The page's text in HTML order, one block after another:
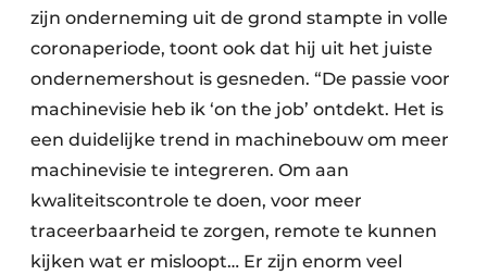
zijn onderneming uit de grond stampte in volle
coronaperiode, toont ook dat hij uit het juiste
ondernemershout is gesneden. “De passie voor
machinevisie heb ik ‘on the job’ ontdekt. Het is
een duidelijke trend in machinebouw om meer
machinevisie te integreren. Om aan
kwaliteitscontrole te doen, voor meer
traceerbaarheid te zorgen, remote te kunnen
kijken wat er misloopt… Er zijn enorm veel